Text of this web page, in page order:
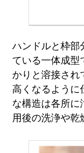
ハンドルと枠部
ている一体成型
かりと溶接され
高くなるように
な構造は各所に
用後の洗浄や乾